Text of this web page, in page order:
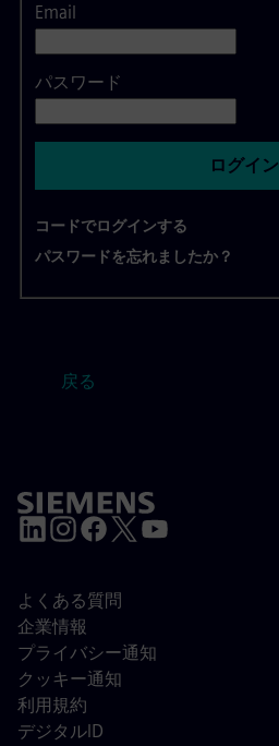
ログイン
Email
パスワード
ログイン
コードでログインする
パスワードを忘れましたか？
戻る
よくある質問
企業情報
プライバシー通知
クッキー通知
利用規約
デジタルID